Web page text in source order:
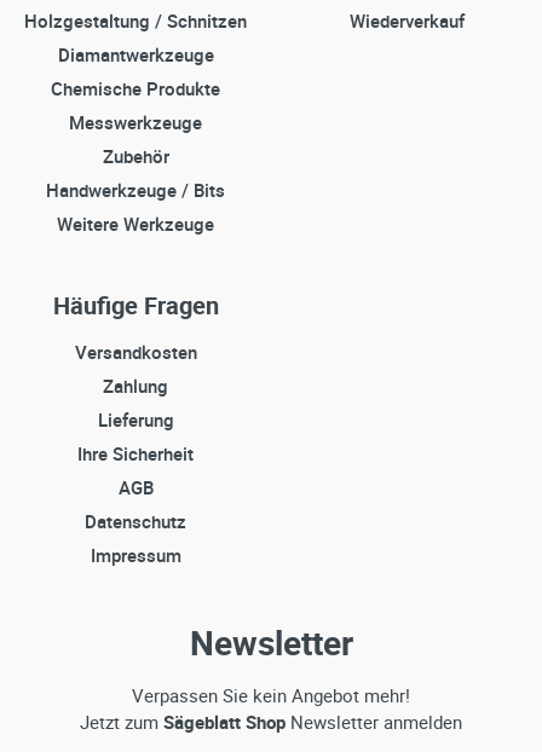
Holzgestaltung / Schnitzen
Diamantwerkzeuge
Chemische Produkte
Messwerkzeuge
Zubehör
Handwerkzeuge / Bits
Weitere Werkzeuge
Wiederverkauf
Häufige Fragen
Versandkosten
Zahlung
Lieferung
Ihre Sicherheit
AGB
Datenschutz
Impressum
Newsletter
Verpassen Sie kein Angebot mehr!
Jetzt zum Sägeblatt Shop Newsletter anmelden